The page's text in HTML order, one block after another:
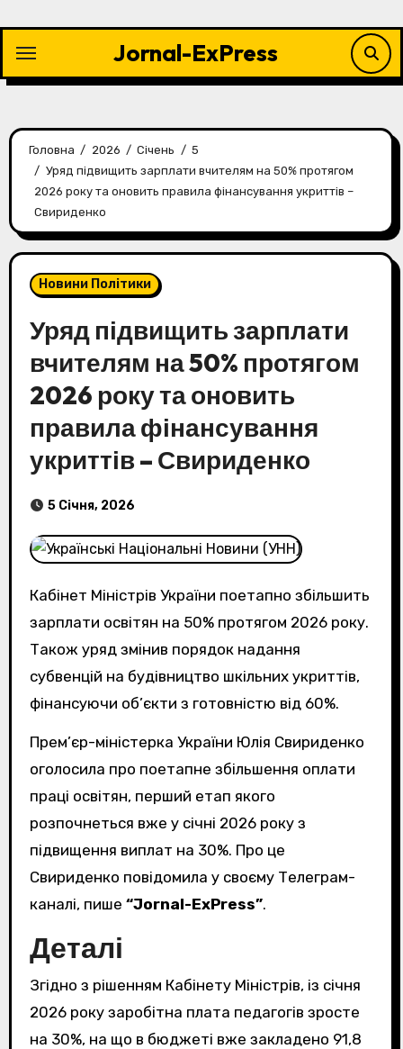
контенту
Jornal-ExPress
Головна 2026 Січень
5
Уряд підвищить зарплати вчителям на 50% протягом
2026 року та оновить правила фінансування укриттів –
Свириденко
Новини Політики
Уряд підвищить зарплати
вчителям на 50% протягом
2026 року та оновить
правила фінансування
укриттів – Свириденко
5 Січня, 2026
Кабінет Міністрів України поетапно збільшить
зарплати освітян на 50% протягом 2026 року.
Також уряд змінив порядок надання
субвенцій на будівництво шкільних укриттів,
фінансуючи об’єкти з готовністю від 60%.
Прем’єр-міністерка України Юлія Свириденко
оголосила про поетапне збільшення оплати
праці освітян, перший етап якого
розпочнеться вже у січні 2026 року з
підвищення виплат на 30%. Про це
Свириденко повідомила у своєму Телеграм-
каналі, пише “Jornal-ExPress”.
Деталі
Згідно з рішенням Кабінету Міністрів, із січня
2026 року заробітна плата педагогів зросте
на 30%, на що в бюджеті вже закладено 91,8